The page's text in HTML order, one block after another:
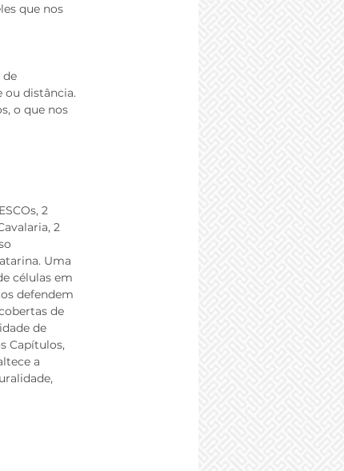
que nos
de
distância.
o que nos
2
2
Uma
células em
defendem
de
de
Capítulos,
a